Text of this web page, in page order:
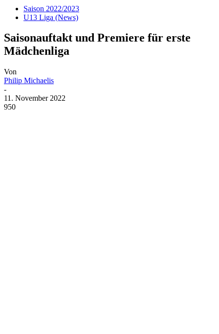
Saison 2022/2023
U13 Liga (News)
Saisonauftakt und Premiere für erste
Mädchenliga
Von
Philip Michaelis
-
11. November 2022
950